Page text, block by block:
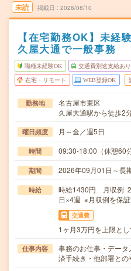
未読 掲載日 2026/08/10
【在宅勤務OK】未経
久屋大通で一般事務
職種未経験OK 交通費別途支給あり
在宅・リモート WEB登録OK
勤務地
名古屋市東区
久屋大通駅から徒歩2
曜日頻度 月～金／週5日
時間 09:30-18:00（休憩60
期間 2026年09月01日～
時給
時給1430円 月収例
日×4週 ※月収例を保証
交通費
1ヶ月3万円を上限と
仕事内容
事務のお仕事・デー
済手続き・他部署と